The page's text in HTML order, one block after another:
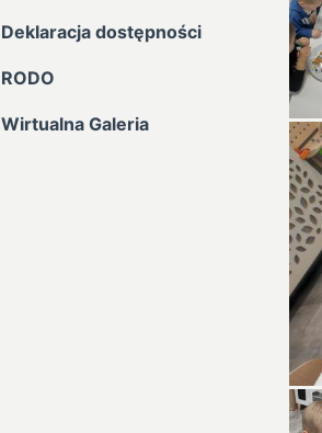
Deklaracja dostępności
RODO
Wirtualna Galeria